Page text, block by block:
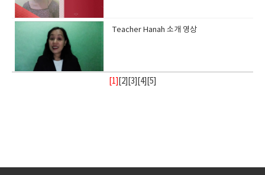
Teacher Hanah 소개 영상
[1] 2][ 3 4][ 5